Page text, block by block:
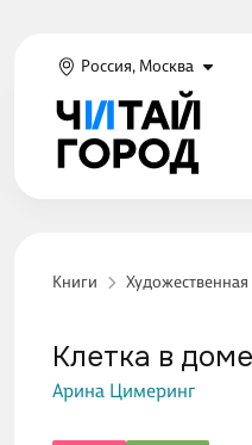
Россия, Москва
Книги Художественная
Клетка в
Арина Цимеринг